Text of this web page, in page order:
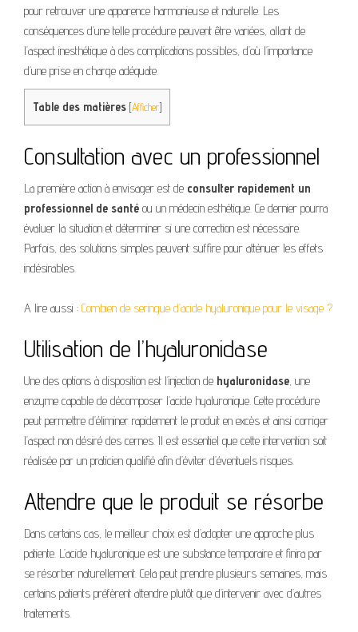
pour retrouver une apparence harmonieuse et naturelle. Les
conséquences d’une telle procédure peuvent être variées, allant de
l’aspect inesthétique à des complications possibles, d’où l’importance
d’une prise en charge adéquate.
Table des matières [Afficher]
Consultation avec un professionnel
La première action à envisager est de consulter rapidement un
professionnel de santé ou un médecin esthétique. Ce dernier pourra
évaluer la situation et déterminer si une correction est nécessaire.
Parfois, des solutions simples peuvent suffire pour atténuer les effets
indésirables.
A lire aussi : Combien de seringue d’acide hyaluronique pour le visage ?
Utilisation de l’hyaluronidase
Une des options à disposition est l’injection de hyaluronidase, une
enzyme capable de décomposer l’acide hyaluronique. Cette procédure
peut permettre d’éliminer rapidement le produit en excès et ainsi corriger
l’aspect non désiré des cernes. Il est essentiel que cette intervention soit
réalisée par un praticien qualifié afin d’éviter d’éventuels risques.
Attendre que le produit se résorbe
Dans certains cas, le meilleur choix est d’adopter une approche plus
patiente. L’acide hyaluronique est une substance temporaire et finira par
se résorber naturellement. Cela peut prendre plusieurs semaines, mais
certains patients préfèrent attendre plutôt que d’intervenir avec d’autres
traitements.